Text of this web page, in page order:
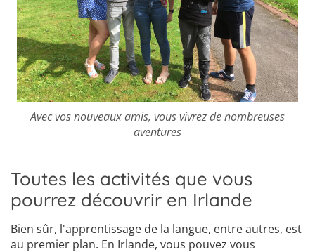
Avec vos nouveaux amis, vous vivrez de nombreuses
aventures
Toutes les activités que vous
pourrez découvrir en Irlande
Bien sûr, l'apprentissage de la langue, entre autres, est
au premier plan. En Irlande, vous pouvez vous